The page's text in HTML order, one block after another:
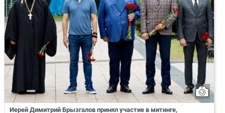
Иерей Димитрий Брызгалов принял участие в митинге,